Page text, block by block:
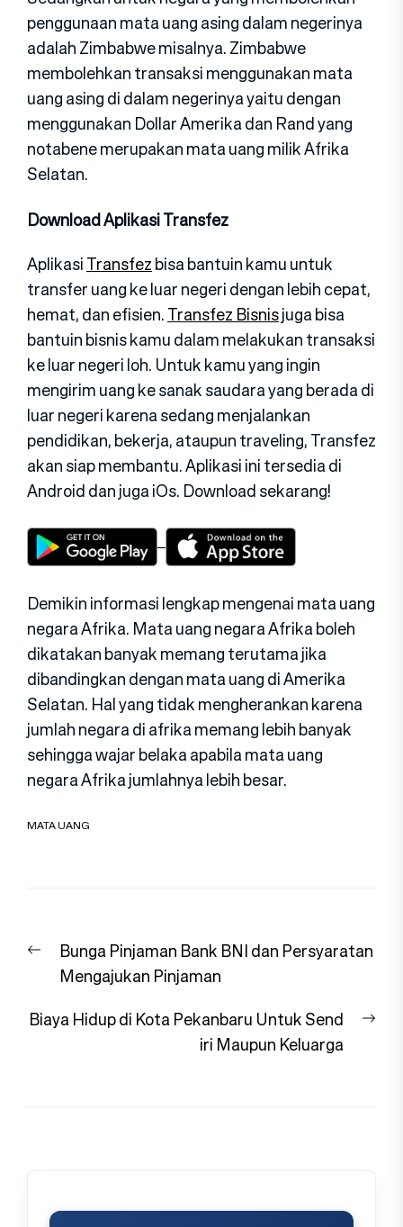
penggunaan mata uang asing dalam negerinya
adalah Zimbabwe misalnya. Zimbabwe
membolehkan transaksi menggunakan mata
uang asing di dalam negerinya yaitu dengan
menggunakan Dollar Amerika dan Rand yang
notabene merupakan mata uang milik Afrika
Selatan.
Download Aplikasi Transfez
AplikasiTransfezbisa bantuin kamu untuk
transfer uang ke luar negeri dengan lebih cepat,
hemat, dan efisien.Transfez Bisnisjuga bisa
bantuin bisnis kamu dalam melakukan transaksi
ke luar negeri loh. Untuk kamu yang ingin
mengirim uang ke sanak saudara yang berada di
luar negeri karena sedang menjalankan
pendidikan, bekerja, ataupun traveling, Transfez
akan siap membantu. Aplikasi ini tersedia di
Android dan juga iOs. Download sekarang!
Demikin informasi lengkap mengenai mata uang
negara Afrika. Mata uang negara Afrika boleh
dikatakan banyak memang terutama jika
dibandingkan dengan mata uang di Amerika
Selatan. Hal yang tidak mengherankan karena
jumlah negara di afrika memang lebih banyak
sehingga wajar belaka apabila mata uang
negara Afrika jumlahnya lebih besar.
MATA UANG
pos
Previous
post:
Bunga Pinjaman Bank BNI dan Persyaratan
Mengajukan Pinjaman
Biaya Hidup di Kota Pekanbaru Untuk Send
iri Maupun Keluarga